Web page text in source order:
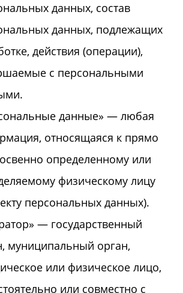
данных, состав
данных, подлежащих
действия (операции),
с персональными
данные» — любая
относящаяся к прямо
определенному или
физическому лицу
персональных данных).
— государственный
муниципальный орган,
или физическое лицо,
или совместно с